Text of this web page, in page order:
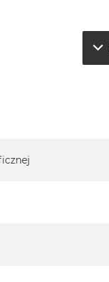
handlowcem.